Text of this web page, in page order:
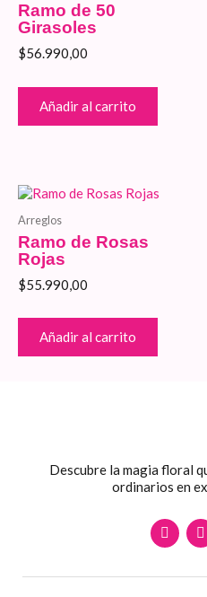
Ramo de 50
Girasoles
$56.990,00
Añadir al carrito
Arreglos
Ramo de Rosas
Rojas
$55.990,00
Añadir al carrito
Descubre la magia floral
ordinarios en
F
a
c
b
I
n
s
a